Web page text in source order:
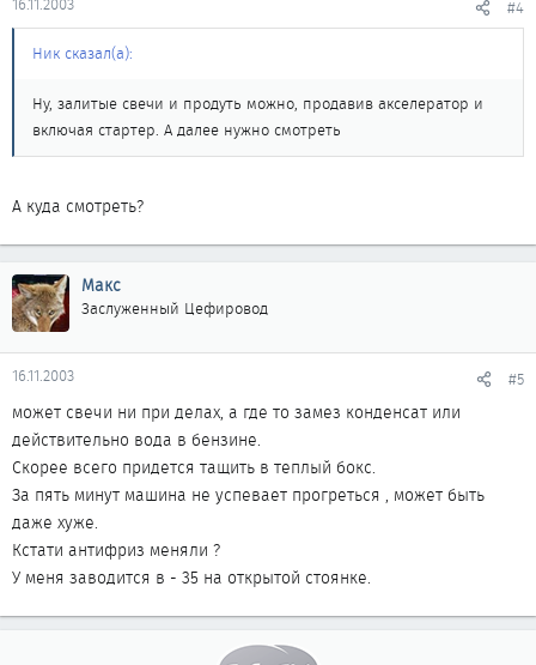
#4
Ник сказал(а):
Ну, залитые свечи и продуть можно, продавив акселератор и
включая стартер. А далее нужно смотреть
А куда смотреть?
Макс
Заслуженный Цефировод
16.11.2003 #5
может свечи ни при делах, а где то замез конденсат или
действительно вода в бензине.
Скорее всего придется тащить в теплый бокс.
За пять минут машина не успевает прогреться , может быть
даже хуже.
Кстати антифриз меняли ?
У меня заводится в - 35 на открытой стоянке.